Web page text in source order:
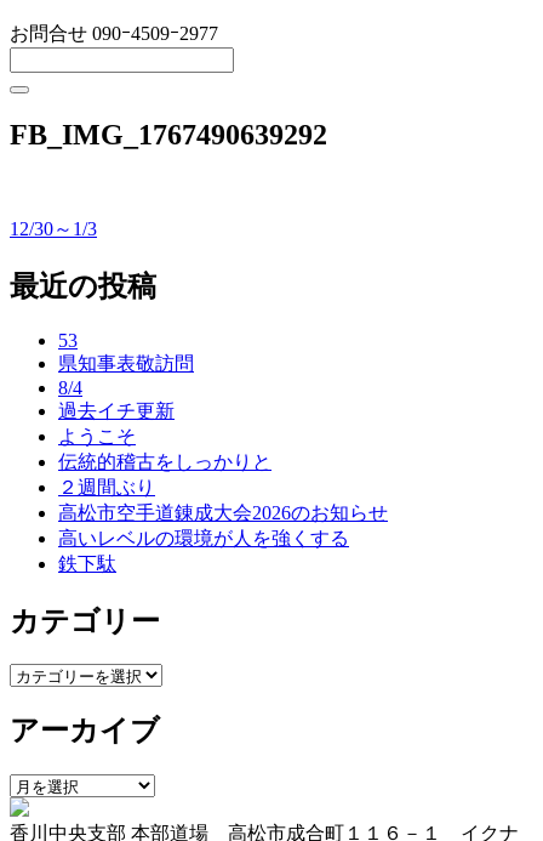
お問合せ 090ｰ4509ｰ2977
FB_IMG_1767490639292
投
稿
12/30～1/3
最近の投稿
53
県知事表敬訪問
8/4
過去イチ更新
ようこそ
伝統的稽古をしっかりと
２週間ぶり
高松市空手道錬成大会2026のお知らせ
高いレベルの環境が人を強くする
鉄下駄
カテゴリー
カ
ゴ
ー
アーカイブ
ア
ー
カ
香川中央支部 本部道場 高松市成合町１１６－１ イクナ